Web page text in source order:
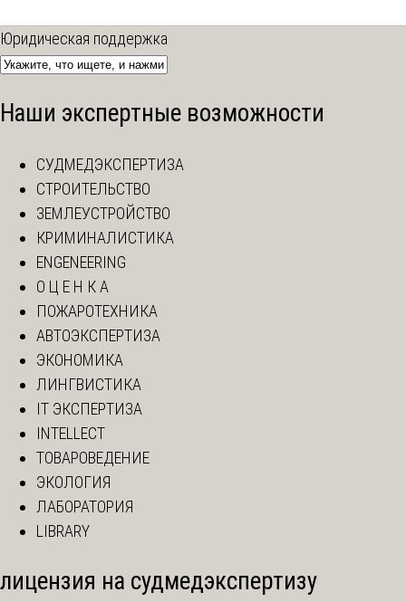
Юридическая поддержка
Наши экспертные возможности
СУДМЕДЭКСПЕРТИЗА
СТРОИТЕЛЬСТВО
ЗЕМЛЕУСТРОЙСТВО
КРИМИНАЛИСТИКА
ENGENEERING
О Ц Е Н К А
ПОЖАРОТЕХНИКА
АВТОЭКСПЕРТИЗА
ЭКОНОМИКА
ЛИНГВИСТИКА
IT ЭКСПЕРТИЗА
INTELLECT
ТОВАРОВЕДЕНИЕ
ЭКОЛОГИЯ
ЛАБОРАТОРИЯ
LIBRARY
лицензия на судмедэкспертизу